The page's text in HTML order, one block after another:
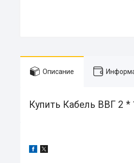
Описание
Купить Кабель ВВГ 2 *